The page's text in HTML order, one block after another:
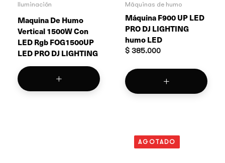
Iluminación
Maquina De Humo
Vertical 1500W Con
LED Rgb FOG1500UP
LED PRO DJ LIGHTING
Máquinas de humo
Máquina F900 UP LED
PRO DJ LIGHTING
humo LED
$ 385.000
AGOTADO